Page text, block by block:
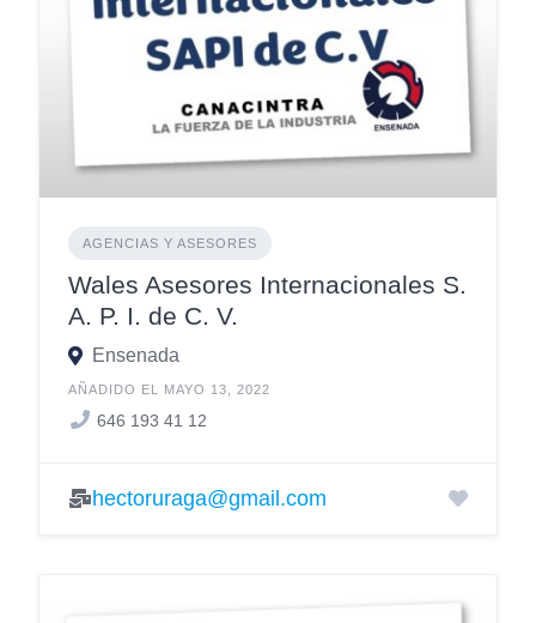
AGENCIAS Y ASESORES
Wales Asesores Internacionales S.
A. P. I. de C. V.
Ensenada
AÑADIDO EL MAYO 13, 2022
646 193 41 12
hectoruraga@gmail.com